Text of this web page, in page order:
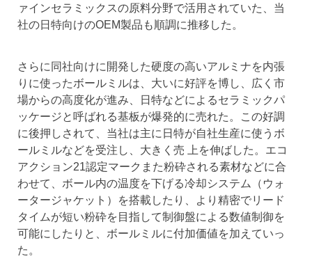
ァインセラミックスの原料分野で活用されていた、当
社の日特向けのOEM製品も順調に推移した。
さらに同社向けに開発した硬度の高いアルミナを内張
りに使ったボールミルは、大いに好評を博し、広く市
場からの高度化が進み、日特などによるセラミックパ
ッケージと呼ばれる基板が爆発的に売れた。この好調
に後押しされて、当社は主に日特が自社生産に使うボ
ールミルなどを受注し、大きく売 上を伸ばした。エコ
アクション21認定マークまた粉砕される素材などに合
わせて、ボール内の温度を下げる冷却システム（ウォ
ータージャケット）を搭載したり、より精密でリード
タイムが短い粉砕を目指して制御盤による数値制御を
可能にしたりと、ボールミルに付加価値を加えていっ
た。